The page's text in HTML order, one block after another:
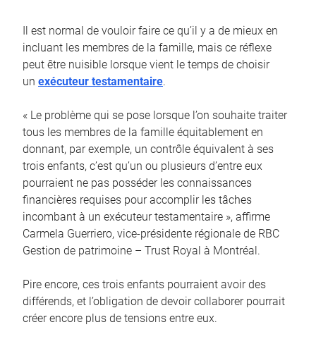
Il est normal de vouloir faire ce qu’il y a de mieux en
incluant les membres de la famille, mais ce réflexe
peut être nuisible lorsque vient le temps de choisir
un exécuteur testamentaire.
« Le problème qui se pose lorsque l’on souhaite traiter
tous les membres de la famille équitablement en
donnant, par exemple, un contrôle équivalent à ses
trois enfants, c’est qu’un ou plusieurs d’entre eux
pourraient ne pas posséder les connaissances
financières requises pour accomplir les tâches
incombant à un exécuteur testamentaire », affirme
Carmela Guerriero, vice-présidente régionale de RBC
Gestion de patrimoine – Trust Royal à Montréal.
Pire encore, ces trois enfants pourraient avoir des
différends, et l’obligation de devoir collaborer pourrait
créer encore plus de tensions entre eux.